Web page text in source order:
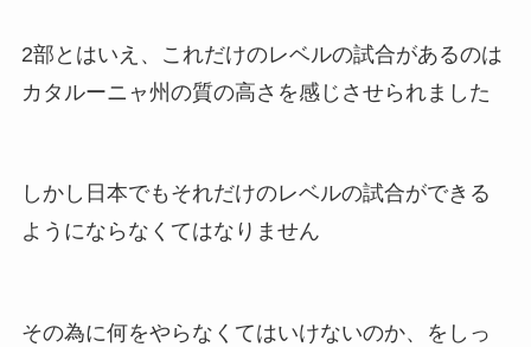
2部とはいえ、これだけのレベルの試合があるのは
カタルーニャ州の質の高さを感じさせられました
しかし日本でもそれだけのレベルの試合ができる
ようにならなくてはなりません
その為に何をやらなくてはいけないのか、をしっ